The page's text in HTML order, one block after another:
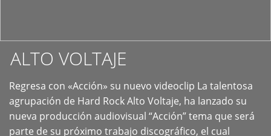
ALTO VOLTAJE
Regresa con «Acción» su nuevo videoclip La talentosa
agrupación de Hard Rock Alto Voltaje, ha lanzado su
nueva producción audiovisual “Acción” tema que será
parte de su próximo trabajo discográfico, el cual